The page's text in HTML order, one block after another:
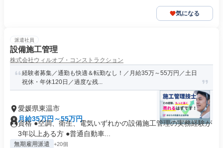
気になる
派遣社員
設備施工管理
株式会社ウィルオブ・コンストラクション
経験者募集／通勤も快適＆転勤なし！／月給35万～55万円／土日
祝休・年休120日／過度な残...
愛媛県東温市
月給35万円～55万円
資格 ●空調、衛生、電気いずれかの設備施工管理の実務経験が
3年以上ある方 ●普通自動車...
無期雇用派遣 +20個